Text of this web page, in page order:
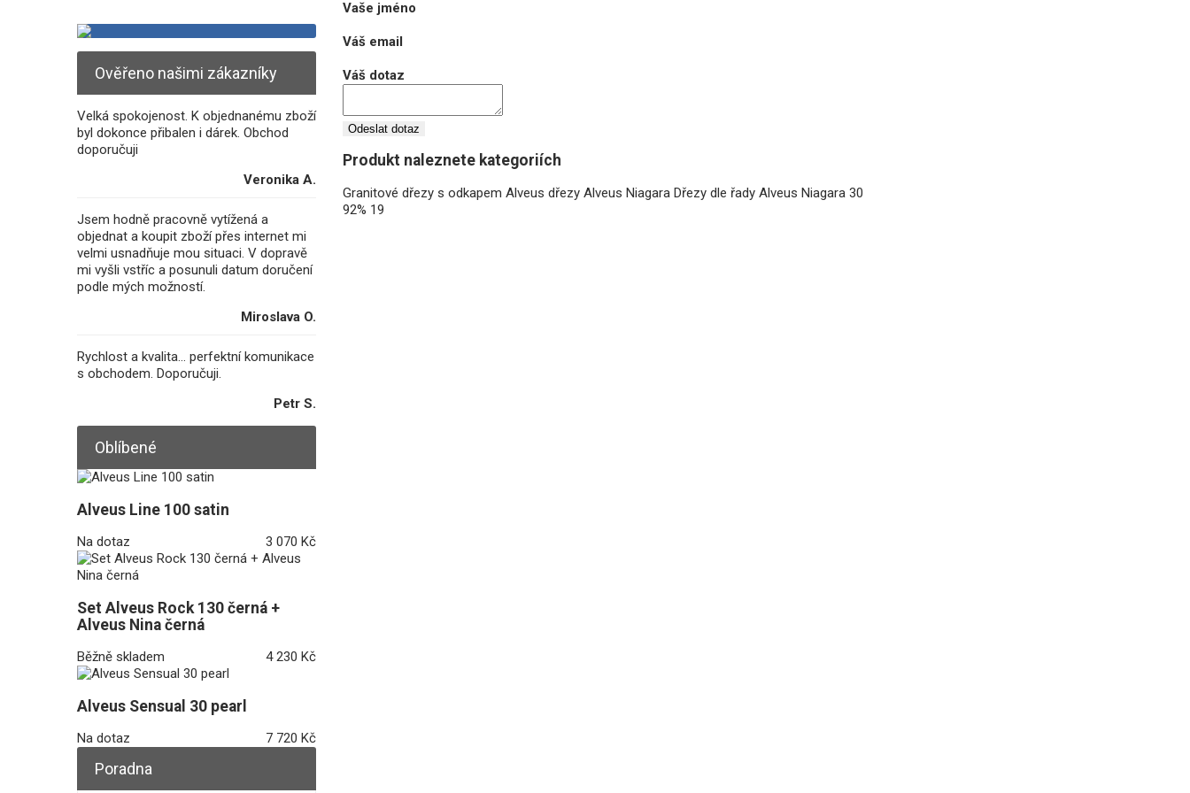
Vaše jméno
Váš email
Váš dotaz
Odeslat dotaz
Produkt naleznete kategoriích
Granitové dřezy s odkapem Alveus dřezy Alveus Niagara Dřezy dle řady Alveus Niagara 30
92% 19
Ověřeno našimi zákazníky
Velká spokojenost. K objednanému zboží
byl dokonce přibalen i dárek. Obchod
doporučuji
Veronika A.
Jsem hodně pracovně vytížená a
objednat a koupit zboží přes internet mi
velmi usnadňuje mou situaci. V dopravě
mi vyšli vstříc a posunuli datum doručení
podle mých možností.
Miroslava O.
Rychlost a kvalita... perfektní komunikace
s obchodem. Doporučuji.
Petr S.
Oblíbené
Alveus Line 100 satin
Na dotaz 3 070 Kč
Set Alveus Rock 130 černá +
Alveus Nina černá
Běžně skladem 4 230 Kč
Alveus Sensual 30 pearl
Na dotaz 7 720 Kč
Poradna